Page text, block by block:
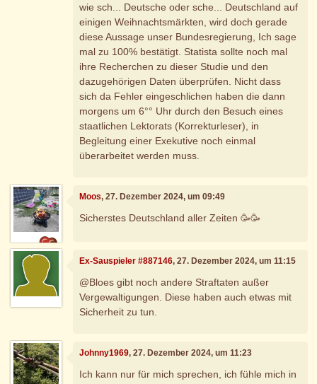
wie sch... Deutsche oder sche... Deutschland auf
einigen Weihnachtsmärkten, wird doch gerade
diese Aussage unser Bundesregierung, Ich sage
mal zu 100% bestätigt. Statista sollte noch mal
ihre Recherchen zu dieser Studie und den
dazugehörigen Daten überprüfen. Nicht dass
sich da Fehler eingeschlichen haben die dann
morgens um 6°° Uhr durch den Besuch eines
staatlichen Lektorats (Korrekturleser), in
Begleitung einer Exekutive noch einmal
überarbeitet werden muss.
Moos, 27. Dezember 2024, um 09:49
Sicherstes Deutschland aller Zeiten 🥳🥳
Ex-Sauspieler #887146, 27. Dezember 2024, um 11:15
@Bloes gibt noch andere Straftaten außer
Vergewaltigungen. Diese haben auch etwas mit
Sicherheit zu tun.
Johnny1969, 27. Dezember 2024, um 11:23
Ich kann nur für mich sprechen, ich fühle mich in